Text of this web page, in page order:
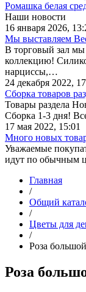
Ромашка белая
Наши новости
16 января 2026,
Мы выставляем
В торговый зал
коллекцию!
нарциссы,…
24 декабря 2022,
Сборка товаров
Товары раздела
Сборка 1-3 дня!
17 мая 2022, 15:01
Много новых
Уважаемые
идут по обычным
Главная
/
Общий
/
Цветы для
/
Роза
Роза